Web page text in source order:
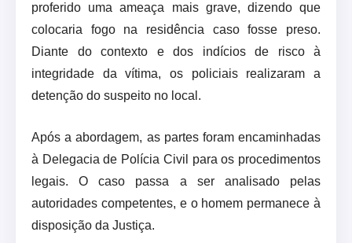
proferido uma ameaça mais grave, dizendo que
colocaria fogo na residência caso fosse preso.
Diante do contexto e dos indícios de risco à
integridade da vítima, os policiais realizaram a
detenção do suspeito no local.
Após a abordagem, as partes foram encaminhadas
à Delegacia de Polícia Civil para os procedimentos
legais. O caso passa a ser analisado pelas
autoridades competentes, e o homem permanece à
disposição da Justiça.